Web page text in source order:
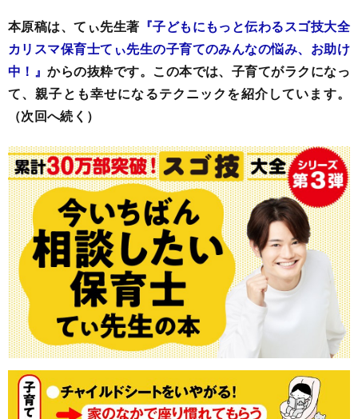
本原稿は、てぃ先生著 『子どもにもっと伝わるスゴ技大全
カリスマ保育士てぃ先生の子育てのみんなの悩み、お助け
中！』からの抜粋です。この本では、子育てがラクになっ
て、親子とも幸せになるテクニックを紹介しています。
（次回へ続く）